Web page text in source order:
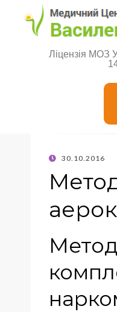
Ліцензія МОЗ
30.10.2016